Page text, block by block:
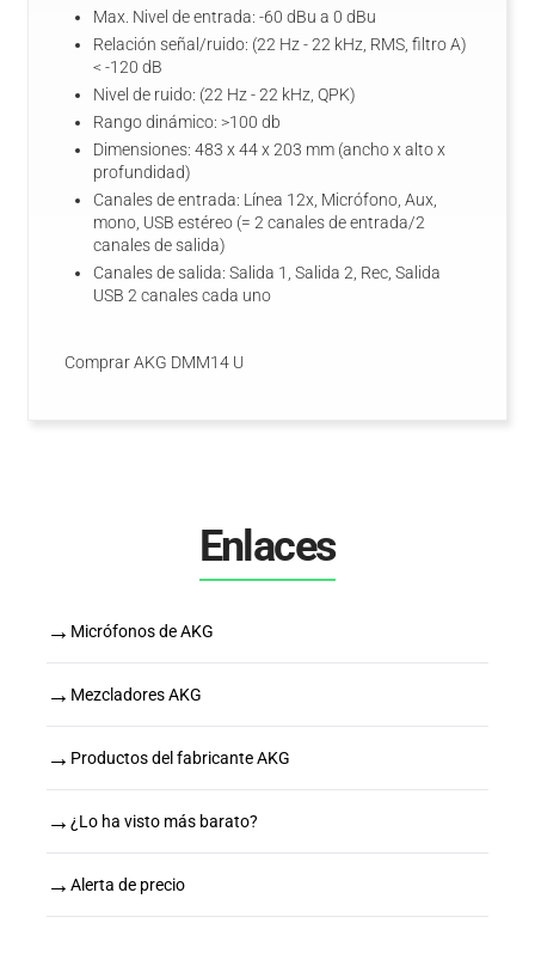
Max. Nivel de entrada: -60 dBu a 0 dBu
Relación señal/ruido: (22 Hz - 22 kHz, RMS, filtro A)
< -120 dB
Nivel de ruido: (22 Hz - 22 kHz, QPK)
Rango dinámico: >100 db
Dimensiones: 483 x 44 x 203 mm (ancho x alto x
profundidad)
Canales de entrada: Línea 12x, Micrófono, Aux,
mono, USB estéreo (= 2 canales de entrada/2
canales de salida)
Canales de salida: Salida 1, Salida 2, Rec, Salida
USB 2 canales cada uno
Comprar AKG DMM14 U
Enlaces
→ Micrófonos de AKG
→ Mezcladores AKG
→ Productos del fabricante AKG
→ ¿Lo ha visto más barato?
→ Alerta de precio